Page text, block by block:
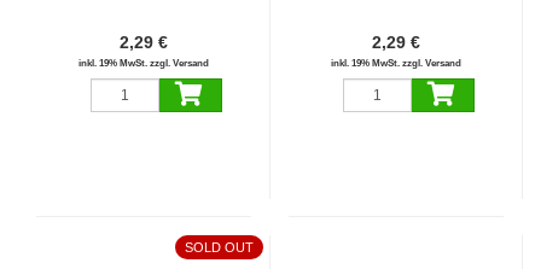
2,29 €
inkl. 19% MwSt. zzgl. Versand
2,29 €
inkl. 19% MwSt. zzgl. Versand
SOLD OUT